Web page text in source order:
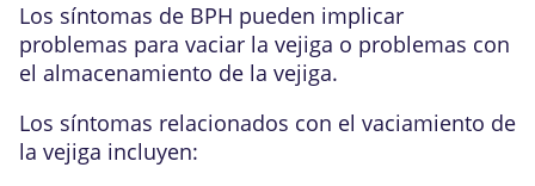
Los síntomas de BPH pueden implicar
problemas para vaciar la vejiga o problemas con
el almacenamiento de la vejiga.
Los síntomas relacionados con el vaciamiento de
la vejiga incluyen: